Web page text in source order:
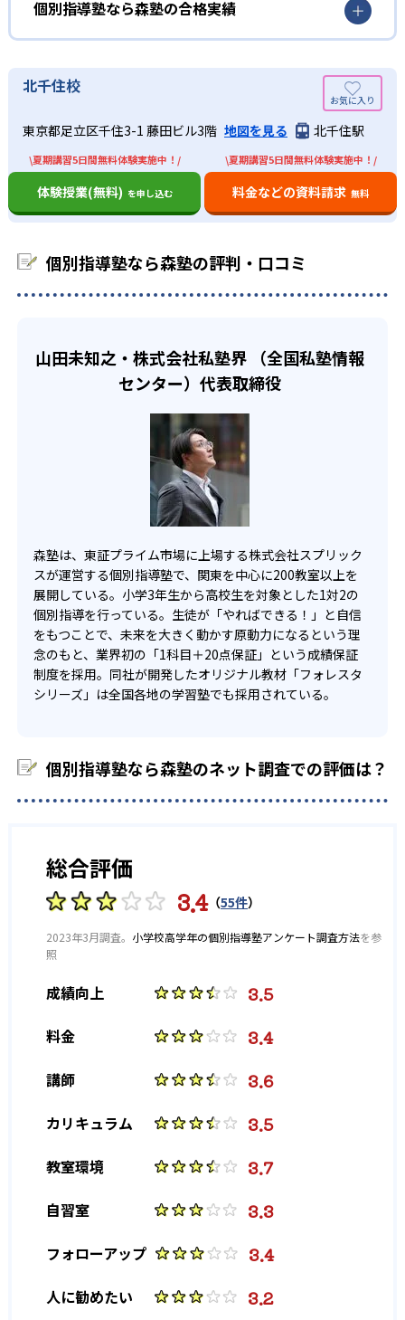
毎回の授業前に理解度を確認する「クリアテスト」を実
屋」で理解し直す。また、定期テスト前には、無料でテス
ト前補講を実施。一人ひとりに合わせた対策を行いなが
ら、点数アップを目指す。
02 成績保証制度
森塾は1科目＋20点の「成績保証制度」を導入。入塾後2学
期以内に1回以上＋20点に到達しなければ、3学期目の授業
定期テストの成績を上げたい子ども向け
森塾の中学生では、成績保証制度を導入している。60点以
下で入塾の場合、受講科目が1科目で＋20点以上になること
を保証。60点以上で入塾の場合は、受講科目が1科目で80
点以上になることを保証している。指導力に自信があるか
らこそ可能な制度である。
高校生
早めに大学受験勉強を始めたい子ども向け
強を進められる。
森塾の最大のメリットは、「先取り学習」を中心に授業を
進めている点だ。塾で先取りした上で学校の授業に臨める
ため、自信を持って授業を受けられる。そのため、特に定
期テストに強い。
また、無料の制度も豊富だ。毎回の授業前に行う「クリア
テスト」で不合格だった場合、無料の「特訓部屋」でとこ
とん指導。他にも中間・期末テストの直前には、土曜日や
日曜日なども利用して無料でテスト対策の特別授業を実
施。中学校ごとに合わせた定期テスト対策を行い、自信を
持ってテストに挑める。
中学生には成績保証制度が導入されている点も魅力的だ。
ならない点は、他にはあまりないメリットだ。
どんなデメリットがある？
が、受験の専門的な学習には強くない。特に中学受験は専
門的な学習が必要になるため、中学受験を行いたい場合は
個別指導塾なら森塾の合格実績
森塾は、公式サイトで合格実績は公開していない。志望校
への実績があるかどうかは、通う予定の教室に問い合わせ
北千住校
東京都足立区千住3-1 藤田ビル3階 地図を見る 北千住駅
\夏期講習5日間無料体験実施中！/
体験授業(無料) を申し込む
\夏期講習5日間無料体験実施中！/
料金などの資料請求 無料
個別指導塾なら森塾の評判・口コミ
山田未知之・株式会社私塾界 （全国私塾情報
センター）代表取締役
森塾は、東証プライム市場に上場する株式会社スプリック
スが運営する個別指導塾で、関東を中心に200教室以上を
展開している。小学3年生から高校生を対象とした1対2の
個別指導を行っている。生徒が「やればできる！」と自信
をもつことで、未来を大きく動かす原動力になるという理
念のもと、業界初の「1科目＋20点保証」という成績保証
制度を採用。同社が開発したオリジナル教材「フォレスタ
シリーズ」は全国各地の学習塾でも採用されている。
個別指導塾なら森塾のネット調査での評価は？
総合評価
3.4（55件）
2023年3月調査。 小学校高学年の個別指導塾アンケート調査方法を参
照
成績向上 3.5
料金 3.4
講師 3.6
カリキュラム 3.5
教室環境 3.7
自習室 3.3
フォローアップ 3.4
人に勧めたい 3.2